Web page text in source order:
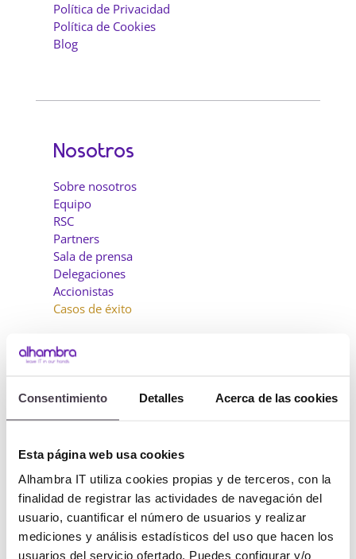
Consentimiento Detalles Acerca de las cookies
Esta página web usa cookies
Alhambra IT utiliza cookies propias y de terceros, con la
finalidad de registrar las actividades de navegación del
usuario, cuantificar el número de usuarios y realizar
mediciones y análisis estadísticos del uso que hacen los
usuarios del servicio ofertado. Puedes configurar y/o
Política de Privacidad
Política de Cookies
Blog
Nosotros
Sobre nosotros
Equipo
RSC
Partners
Sala de prensa
Delegaciones
Accionistas
Casos de éxito
Talento
Ofertas de empleo
Centros colaboradores
Hablamos
Incidencias
Gestión de datos personales
Felicitaciones
Enviar curriculum